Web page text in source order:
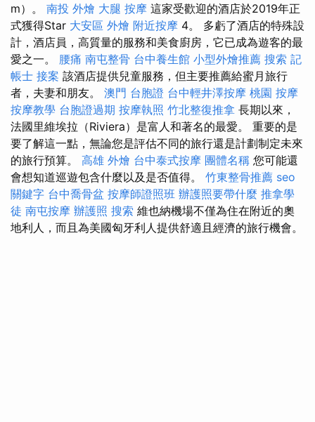
m）。 南投 外燴 大腿 按摩 這家受歡迎的酒店於2019年正
式獲得Star 大安區 外燴 附近按摩 4。 多虧了酒店的特殊設
計，酒店員，高質量的服務和美食廚房，它已成為遊客的最
愛之一。 腰痛 南屯整骨 台中養生館 小型外燴推薦 搜索 記
帳士 接案 該酒店提供兒童服務，但主要推薦給蜜月旅行
者，夫妻和朋友。 澳門 台胞證 台中輕井澤按摩 桃園 按摩
按摩教學 台胞證過期 按摩執照 竹北整復推拿 長期以來，
法國里維埃拉（Riviera）是富人和著名的最愛。 重要的是
要了解這一點，無論您是評估不同的旅行還是計劃制定未來
的旅行預算。 高雄 外燴 台中泰式按摩 團體名稱 您可能還
會想知道巡遊包含什麼以及是否值得。 竹東整骨推薦 seo
關鍵字 台中喬骨盆 按摩師證照班 辦護照要帶什麼 推拿學
徒 南屯按摩 辦護照 搜索 維也納機場不僅為住在附近的奧
地利人，而且為美國匈牙利人提供舒適且經濟的旅行機會。